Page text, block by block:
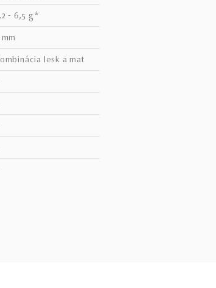
5,2 - 6,5 g*
5 mm
kombinácia lesk a mat